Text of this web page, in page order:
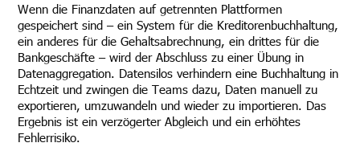
Wenn die Finanzdaten auf getrennten Plattformen
gespeichert sind – ein System für die Kreditorenbuchhaltung,
ein anderes für die Gehaltsabrechnung, ein drittes für die
Bankgeschäfte – wird der Abschluss zu einer Übung in
Datenaggregation. Datensilos verhindern eine Buchhaltung in
Echtzeit und zwingen die Teams dazu, Daten manuell zu
exportieren, umzuwandeln und wieder zu importieren. Das
Ergebnis ist ein verzögerter Abgleich und ein erhöhtes
Fehlerrisiko.